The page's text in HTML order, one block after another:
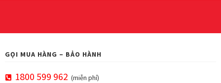
GỌI MUA HÀNG – BẢO HÀNH
1800 599 962 (miễn phí)